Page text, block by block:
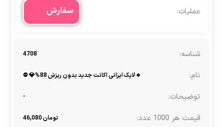
سفارش
4708
🔹لایک ایرانی اکانت جدید بدون ریزش 88%💎 ⛔
-
تومان 46,080